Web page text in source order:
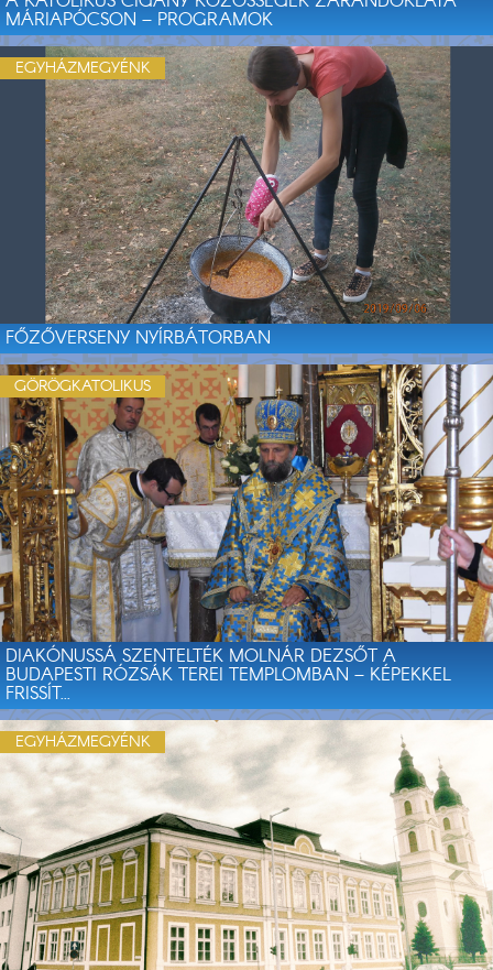
MÁRIAPÓCSON – PROGRAMOK
FŐZŐVERSENY NYÍRBÁTORBAN
EGYHÁZMEGYÉNK
DIAKÓNUSSÁ SZENTELTÉK MOLNÁR DEZSŐT A
BUDAPESTI RÓZSÁK TEREI TEMPLOMBAN – KÉPEKKEL
FRISSÍT...
GÖRÖGKATOLIKUS
EGYHÁZMEGYÉNK